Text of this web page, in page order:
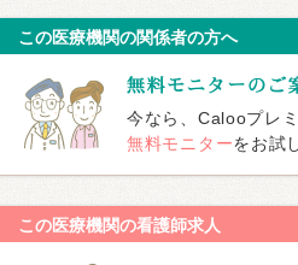
この医療機関の関係者の方へ
今なら、Calooプレ
無料モニターをお試
この医療機関の看護師求人